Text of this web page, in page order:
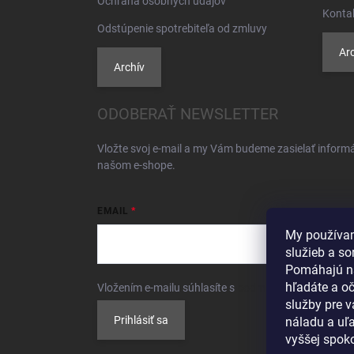
My
služieb a
Pomáhajú
hľadáte a
služby pre
náladu a
vyššej
Odstúpenie spotrebiteľa od zmluvy
Archív
ODOBERAŤ NEWSLETTER
Vložte svoj e-mail a my Vám budeme zasielať
našom e-shope.
EMAIL
Vložením e-mailu súhlasíte s podmienkami ochrany
Prihlásiť sa